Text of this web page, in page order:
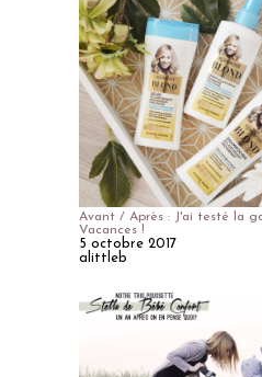
Avant / Après : J'ai testé la
Vacances !
5 octobre 2017
alittleb